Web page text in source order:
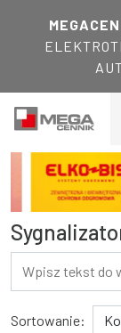
Wyniki
Sortowanie: